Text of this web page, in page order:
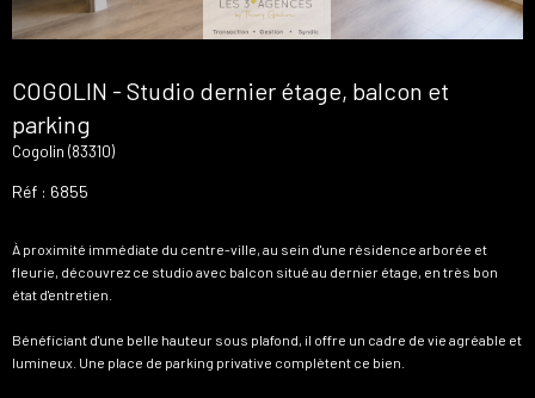
COGOLIN - Studio dernier étage, balcon et
parking
Cogolin (83310)
Réf : 6855
À proximité immédiate du centre-ville, au sein d'une résidence arborée et
fleurie, découvrez ce studio avec balcon situé au dernier étage, en très bon
état d'entretien.
Bénéficiant d'une belle hauteur sous plafond, il offre un cadre de vie agréable et
lumineux. Une place de parking privative complètent ce bien.